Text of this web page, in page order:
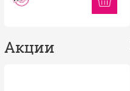
Акции